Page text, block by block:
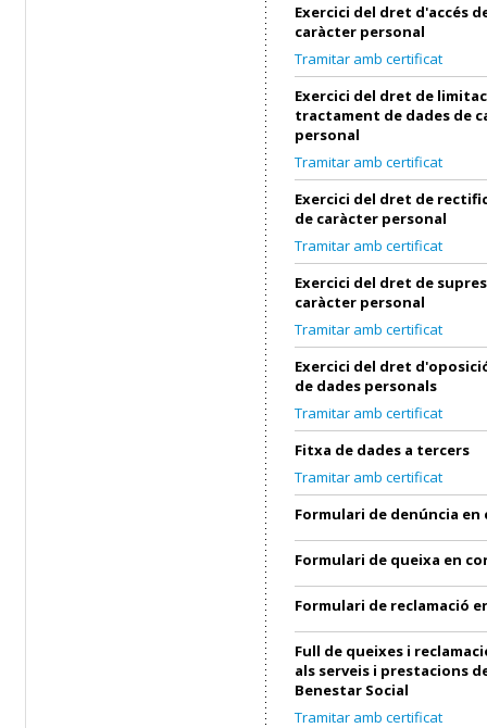
Exercici del dret d'accés
caràcter personal
Tramitar amb certificat
Exercici del dret de
tractament de dades de
personal
Tramitar amb certificat
Exercici del dret de
de caràcter personal
Tramitar amb certificat
Exercici del dret de
caràcter personal
Tramitar amb certificat
Exercici del dret
de dades personals
Tramitar amb certificat
Fitxa de dades a tercers
Tramitar amb certificat
Formulari de denúncia en
Formulari de queixa en
Formulari de reclamació
Full de queixes i
als serveis i prestacions
Benestar Social
Tramitar amb certificat